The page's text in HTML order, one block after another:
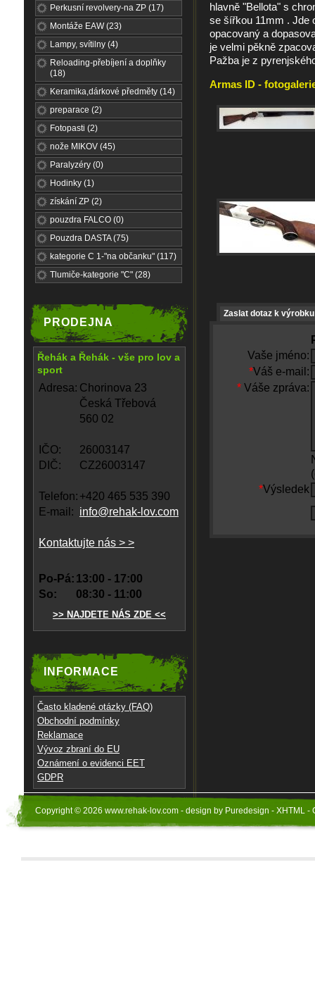
Perkusní revolvery-na ZP (17)
Montáže EAW (23)
Lampy, svítilny (4)
Reloading-přebíjení a doplňky
(18)
Keramika,dárkové předměty (14)
preparace (2)
Fotopasti (2)
nože MIKOV (45)
Paralyzéry (0)
Hodinky (1)
získání ZP (2)
pouzdra FALCO (0)
Pouzdra DASTA (75)
kategorie C 1-"na občanku" (117)
Tlumiče-kategorie "C" (28)
PRODEJNA
Řehák a Řehák - vše pro lov a
sport
Adresa: Chorinova 23
Česká Třebová
560 02
IČO:
26003147
DIČ:
CZ26003147
Telefon: +420 465 535 390
E-mail: info@rehak-lov.com
Kontaktujte nás > >
Po-Pá: 13:00 - 17:00
So:
08:30 - 11:00
>> NAJDETE NÁS ZDE <<
INFORMACE
Často kladené otázky (FAQ)
Obchodní podmínky
Reklamace
Vývoz zbraní do EU
Oznámení o evidenci EET
GDPR
hlavně "Bellota" s
se šířkou 11mm . Jde
opacovaný a
je velmi pěkně
Pažba je z
Armas ID -
Zaslat dotaz k výrobku
Vaše jméno:
*Váš e-mail:
* Váše zpráva:
*Výsledek
Copyright © 2026 www.rehak-lov.com - design by Puredesign - XHTML -